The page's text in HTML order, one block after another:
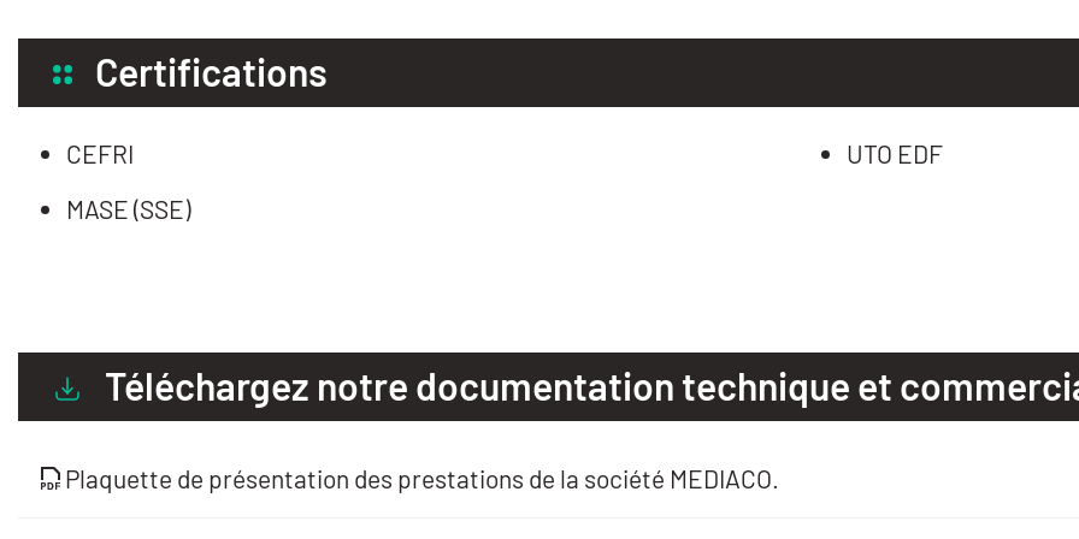
Certifications
CEFRI
MASE (SSE)
UTO EDF
Téléchargez notre documentation technique et
Plaquette de présentation des prestations de la société MEDIACO.